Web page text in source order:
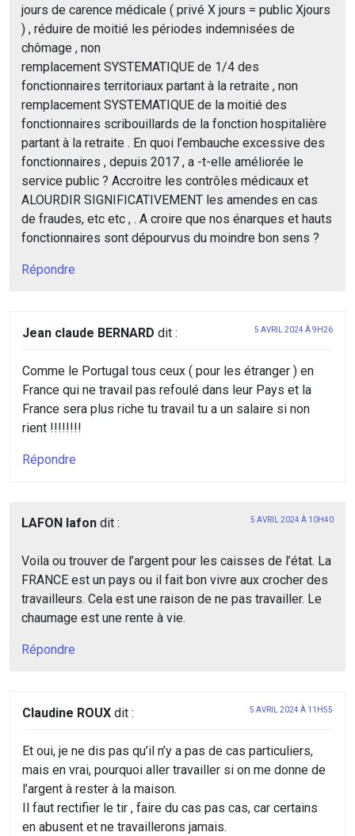
jours de carence médicale ( privé X jours = public Xjours
) , réduire de moitié les périodes indemnisées de
chômage , non
remplacement SYSTEMATIQUE de 1/4 des
fonctionnaires territoriaux partant à la retraite , non
remplacement SYSTEMATIQUE de la moitié des
fonctionnaires scribouillards de la fonction hospitalière
partant à la retraite . En quoi l’embauche excessive des
fonctionnaires , depuis 2017 , a -t-elle améliorée le
service public ? Accroitre les contrôles médicaux et
ALOURDIR SIGNIFICATIVEMENT les amendes en cas
de fraudes, etc etc , . A croire que nos énarques et hauts
fonctionnaires sont dépourvus du moindre bon sens ?
Répondre
Jean claude BERNARD dit : 5 AVRIL 2024 À 9H26
Comme le Portugal tous ceux ( pour les étranger ) en
France qui ne travail pas refoulé dans leur Pays et la
France sera plus riche tu travail tu a un salaire si non
rient !!!!!!!!
Répondre
LAFON lafon dit : 5 AVRIL 2024 À 10H40
Voila ou trouver de l’argent pour les caisses de l’état. La
FRANCE est un pays ou il fait bon vivre aux crocher des
travailleurs. Cela est une raison de ne pas travailler. Le
chaumage est une rente à vie.
Répondre
Claudine ROUX dit : 5 AVRIL 2024 À 11H55
Et oui, je ne dis pas qu’il n’y a pas de cas particuliers,
mais en vrai, pourquoi aller travailler si on me donne de
l’argent à rester à la maison.
Il faut rectifier le tir , faire du cas pas cas, car certains
en abusent et ne travaillerons jamais.